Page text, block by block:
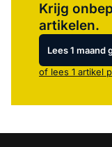
Krijg
artikelen.
Lees 1 maand
of lees 1 artikel